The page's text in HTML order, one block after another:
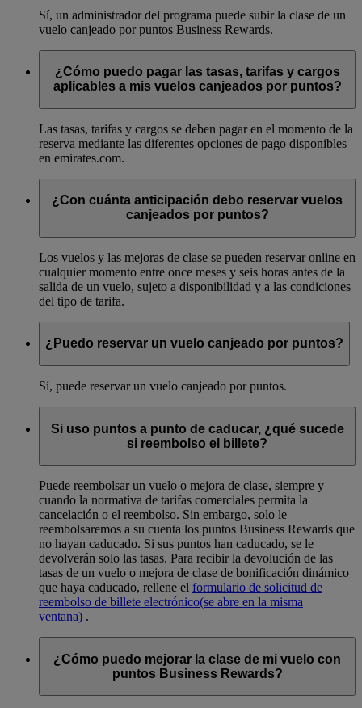
Sí, un administrador del programa puede subir la clase de un
vuelo canjeado por puntos Business Rewards.
¿Cómo puedo pagar las tasas, tarifas y cargos
aplicables a mis vuelos canjeados por puntos?
Las tasas, tarifas y cargos se deben pagar en el momento de la
reserva mediante las diferentes opciones de pago disponibles
en emirates.com.
¿Con cuánta anticipación debo reservar vuelos
canjeados por puntos?
Los vuelos y las mejoras de clase se pueden reservar online en
cualquier momento entre once meses y seis horas antes de la
salida de un vuelo, sujeto a disponibilidad y a las condiciones
del tipo de tarifa.
¿Puedo reservar un vuelo canjeado por puntos?
Sí, puede reservar un vuelo canjeado por puntos.
Si uso puntos a punto de caducar, ¿qué sucede
si reembolso el billete?
Puede reembolsar un vuelo o mejora de clase, siempre y
cuando la normativa de tarifas comerciales permita la
cancelación o el reembolso. Sin embargo, solo le
reembolsaremos a su cuenta los puntos Business Rewards que
no hayan caducado. Si sus puntos han caducado, se le
devolverán solo las tasas. Para recibir la devolución de las
tasas de un vuelo o mejora de clase de bonificación dinámico
que haya caducado, rellene el formulario de solicitud de
reembolso de billete electrónico(se abre en la misma
ventana) .
¿Cómo puedo mejorar la clase de mi vuelo con
puntos Business Rewards?